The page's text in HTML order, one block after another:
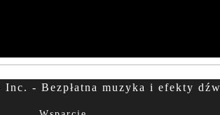
- Bezpłatna muzyka i efekty